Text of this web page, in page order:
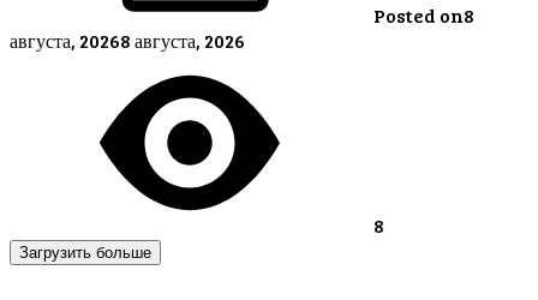
Posted on8
августа, 20268 августа, 2026
8
Загрузить больше